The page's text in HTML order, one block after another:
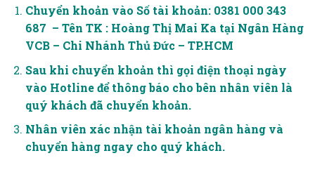
Chuyển khoản vào Số tài khoản: 0381 000 343
687 – Tên TK : Hoàng Thị Mai Ka tại Ngân Hàng
VCB – Chi Nhánh Thủ Đức – TP.HCM
Sau khi chuyển khoản thì gọi điện thoại ngày
vào Hotline để thông báo cho bên nhân viên là
quý khách đã chuyển khoản.
Nhân viên xác nhận tài khoản ngân hàng và
chuyển hàng ngay cho quý khách.